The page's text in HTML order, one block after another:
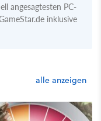
angesagtesten PC-
inklusive
alle anzeigen